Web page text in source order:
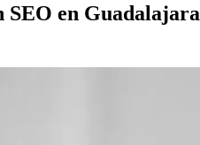
SEO en Guadalajara